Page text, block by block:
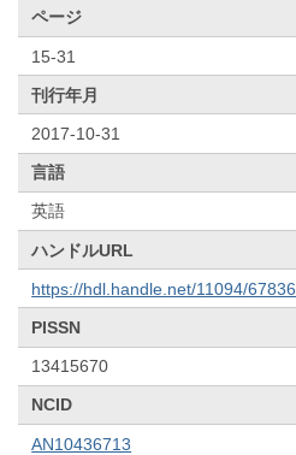
ページ
15-31
刊行年月
2017-10-31
言語
英語
ハンドルURL
https://hdl.handle.net/11094/67836
PISSN
13415670
NCID
AN10436713